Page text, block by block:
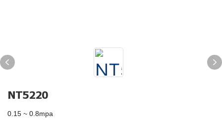
NT5220
0.15 ~ 0.8mpa